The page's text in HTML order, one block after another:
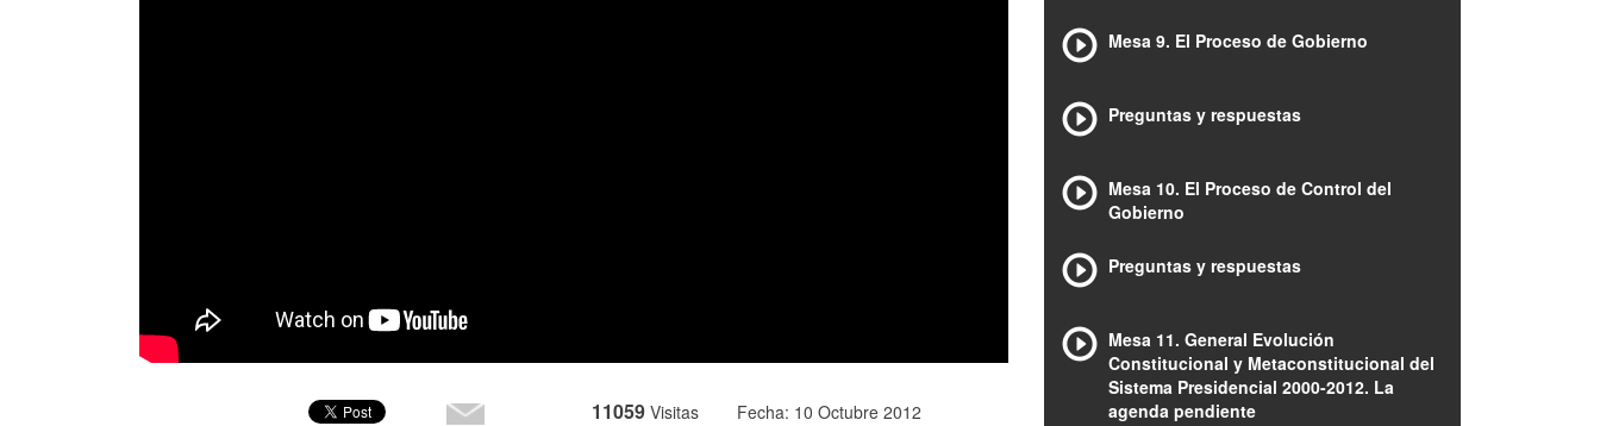
11059 Visitas Fecha: 10 Octubre 2012
Mesa 9. El Proceso de Gobierno
Preguntas y respuestas
Mesa 10. El Proceso de Control del
Gobierno
Preguntas y respuestas
Mesa 11. General Evolución
Constitucional y Metaconstitucional del
Sistema Presidencial 2000-2012. La
agenda pendiente